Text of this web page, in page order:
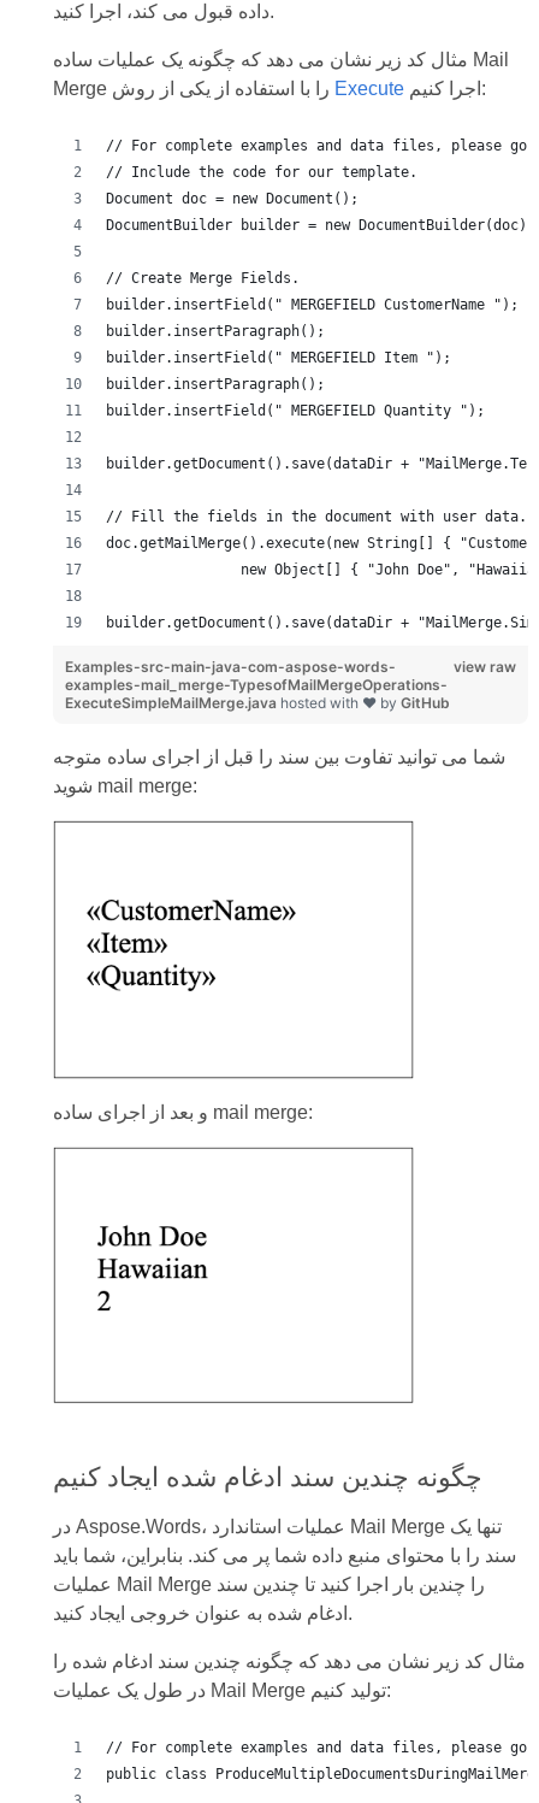
داده قبول می کند، اجرا کنید.
مثال کد زیر نشان می دهد که چگونه یک عملیات ساده Mail
Execute اجرا کنیم:
// For complete examples and data files, please go
// Include the code for our template.
Document doc = new Document();
DocumentBuilder builder = new DocumentBuilder(doc);
// Create Merge Fields.
builder.insertField(" MERGEFIELD CustomerName ");
builder.insertParagraph();
builder.insertField(" MERGEFIELD Item ");
builder.insertParagraph();
builder.insertField(" MERGEFIELD Quantity ");
builder.getDocument().save(dataDir +
// Fill the fields in the document with user data.
doc.getMailMerge().execute(new String[] {
new Object[] { "John Doe",
builder.getDocument().save(dataDir +
view raw
Examples-src-main-java-com-aspose-words-
examples-mail_merge-TypesofMailMergeOperations-
ExecuteSimpleMailMerge.java hosted with ❤ by GitHub
شما می توانید تفاوت بین سند را قبل از اجرای ساده متوجه
شوید mail merge:
و بعد از اجرای ساده mail merge:
در Aspose.Words، عملیات استاندارد Mail Merge تنها یک
سند را با محتوای منبع داده شما پر می کند. بنابراین، شما باید
عملیات Mail Merge را چندین بار اجرا کنید تا چندین سند
ادغام شده به عنوان خروجی ایجاد کنید.
مثال کد زیر نشان می دهد که چگونه چندین سند ادغام شده را
در طول یک عملیات Mail Merge تولید کنیم:
// For complete examples and data files, please go
public class